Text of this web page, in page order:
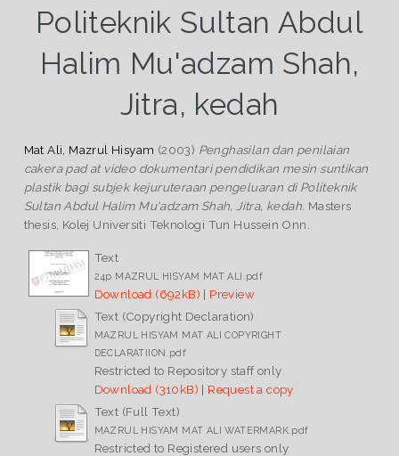
Politeknik Sultan Abdul
Halim Mu'adzam Shah,
Jitra, kedah
Mat Ali, Mazrul Hisyam (2003) Penghasilan dan penilaian
cakera pad at video dokumentari pendidikan mesin suntikan
plastik bagi subjek kejuruteraan pengeluaran di Politeknik
Sultan Abdul Halim Mu'adzam Shah, Jitra, kedah. Masters
thesis, Kolej Universiti Teknologi Tun Hussein Onn.
Text
24p MAZRUL HISYAM MAT ALI.pdf
Download (692kB) | Preview
Text (Copyright Declaration)
MAZRUL HISYAM MAT ALI COPYRIGHT
DECLARATIION.pdf
Restricted to Repository staff only
Download (310kB) | Request a copy
Text (Full Text)
MAZRUL HISYAM MAT ALI WATERMARK.pdf
Restricted to Registered users only